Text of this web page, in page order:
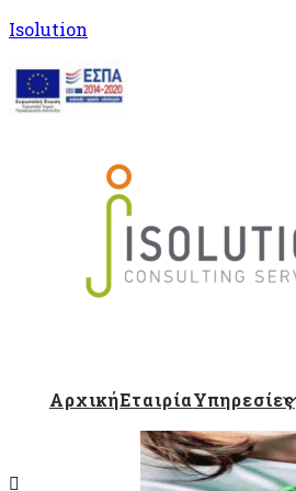
Isolution
ΑρχικήΕταιρίαΥπηρεσίες
Isolution Blog